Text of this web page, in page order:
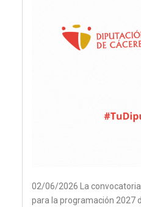
02/06/2026 La
para la programación 2027